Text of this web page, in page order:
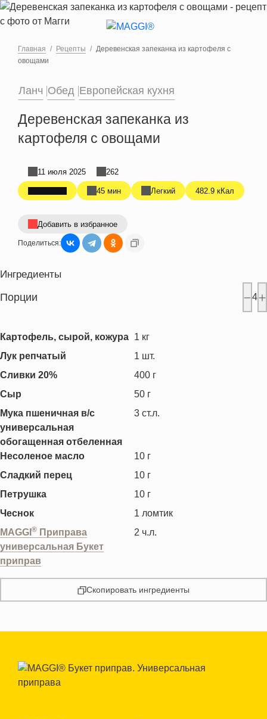
Перейти к основному содержанию
Главная Рецепты
Деревенская запеканка из картофеля с
овощами
Ланч Обед Европейская кухня
Деревенская запеканка из
картофеля с овощами
45 мин Легкий 482.9 кКал
11 июля 2025 262
Добавить в избранное
Поделиться:
Ингредиенты
Порции 4
Картофель, сырой, кожура 1 кг
Лук репчатый
1 шт.
Сливки 20%
400 г
Сыр
50 г
Мука пшеничная в/с
универсальная
обогащенная отбеленная
3 ст.л.
Несоленое масло 10 г
Сладкий перец
10 г
Петрушка
10 г
Чеснок
1 ломтик
MAGGI ® Приправа
универсальная Букет
приправ
2 ч.л.
Скопировать ингредиенты